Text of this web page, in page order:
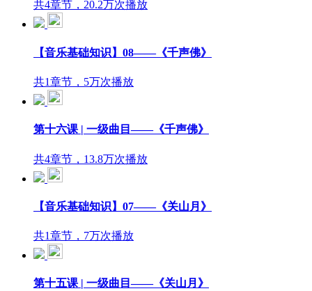
共4章节，20.2万次播放
【音乐基础知识】08——《千声佛》
共1章节，5万次播放
第十六课 | 一级曲目——《千声佛》
共4章节，13.8万次播放
【音乐基础知识】07——《关山月》
共1章节，7万次播放
第十五课 | 一级曲目——《关山月》